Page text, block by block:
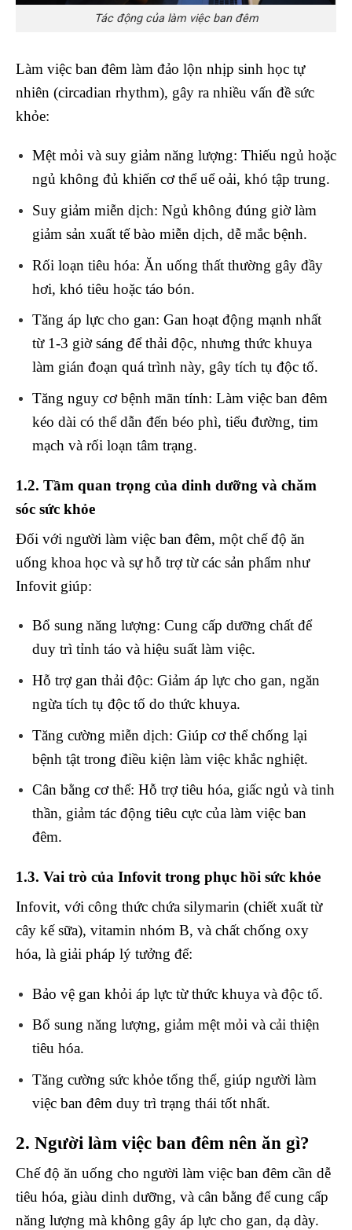
Tác động của làm việc ban đêm
Làm việc ban đêm làm đảo lộn nhịp sinh học tự
nhiên (circadian rhythm), gây ra nhiều vấn đề sức
khỏe:
Mệt mỏi và suy giảm năng lượng: Thiếu ngủ hoặc
ngủ không đủ khiến cơ thể uể oải, khó tập trung.
Suy giảm miễn dịch: Ngủ không đúng giờ làm
giảm sản xuất tế bào miễn dịch, dễ mắc bệnh.
Rối loạn tiêu hóa: Ăn uống thất thường gây đầy
hơi, khó tiêu hoặc táo bón.
Tăng áp lực cho gan: Gan hoạt động mạnh nhất
từ 1-3 giờ sáng để thải độc, nhưng thức khuya
làm gián đoạn quá trình này, gây tích tụ độc tố.
Tăng nguy cơ bệnh mãn tính: Làm việc ban đêm
kéo dài có thể dẫn đến béo phì, tiểu đường, tim
mạch và rối loạn tâm trạng.
1.2. Tầm quan trọng của dinh dưỡng và chăm
sóc sức khỏe
Đối với người làm việc ban đêm, một chế độ ăn
uống khoa học và sự hỗ trợ từ các sản phẩm như
Infovit giúp:
Bổ sung năng lượng: Cung cấp dưỡng chất để
duy trì tỉnh táo và hiệu suất làm việc.
Hỗ trợ gan thải độc: Giảm áp lực cho gan, ngăn
ngừa tích tụ độc tố do thức khuya.
Tăng cường miễn dịch: Giúp cơ thể chống lại
bệnh tật trong điều kiện làm việc khắc nghiệt.
Cân bằng cơ thể: Hỗ trợ tiêu hóa, giấc ngủ và tinh
thần, giảm tác động tiêu cực của làm việc ban
đêm.
1.3. Vai trò của Infovit trong phục hồi sức khỏe
Infovit, với công thức chứa silymarin (chiết xuất từ
cây kế sữa), vitamin nhóm B, và chất chống oxy
hóa, là giải pháp lý tưởng để:
Bảo vệ gan khỏi áp lực từ thức khuya và độc tố.
Bổ sung năng lượng, giảm mệt mỏi và cải thiện
tiêu hóa.
Tăng cường sức khỏe tổng thể, giúp người làm
việc ban đêm duy trì trạng thái tốt nhất.
2. Người làm việc ban đêm nên ăn gì?
Chế độ ăn uống cho người làm việc ban đêm cần dễ
tiêu hóa, giàu dinh dưỡng, và cân bằng để cung cấp
năng lượng mà không gây áp lực cho gan, dạ dày.